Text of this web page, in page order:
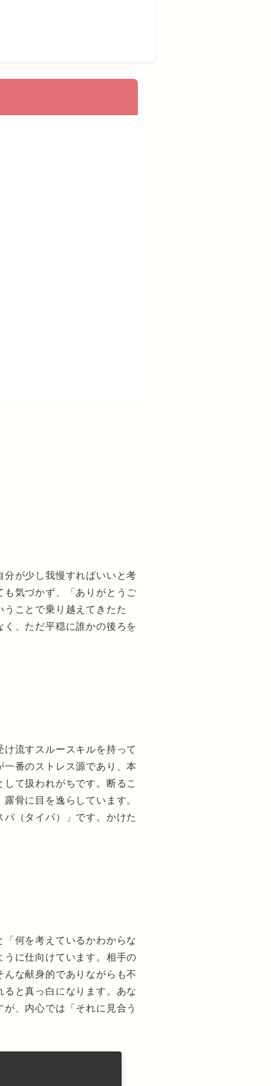
が少し我慢すればいいと考
気づかず、「ありがとうご
ことで乗り越えてきたた
、ただ平穏に誰かの後ろを
流すスルースキルを持って
番のストレス源であり、本
て扱われがちです。断るこ
骨に目を逸らしています。
（タイパ）」です。かけた
何を考えているかわからな
に仕向けています。相手の
な献身的でありながらも不
と真っ白になります。あな
、内心では「それに見合う